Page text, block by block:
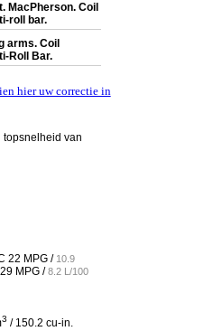
MacPherson. Coil
roll bar.
arms. Coil
Roll Bar.
hier uw correctie in
topsnelheid van
22 MPG / 10.9
29 MPG /8.2 L/100
3 / 150.2 cu-in.